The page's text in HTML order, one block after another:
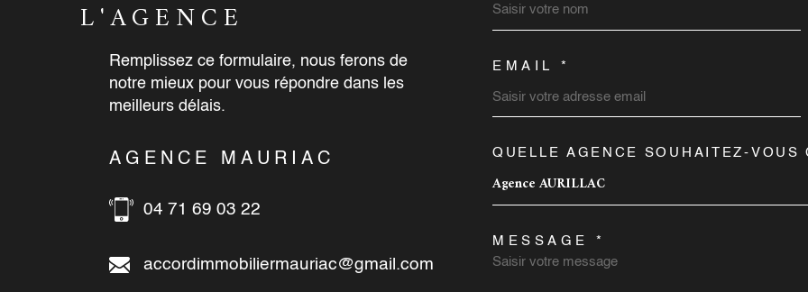
L'AGENCE
Remplissez ce formulaire, nous ferons de
notre mieux pour vous répondre dans les
meilleurs délais.
AGENCE MAURIAC
04 71 69 03 22
accordimmobiliermauriac@gmail.com
AGENCE RIOM ES
MONTAGNES
EMAIL *
QUELLE AGENCE SOUHAITEZ-VOUS
Agence AURILLAC
MESSAGE *